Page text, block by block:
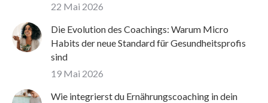
22 Mai 2026
Die Evolution des Coachings: Warum Micro
Habits der neue Standard für Gesundheitsprofis
sind
19 Mai 2026
Wie integrierst du Ernährungscoaching in dein